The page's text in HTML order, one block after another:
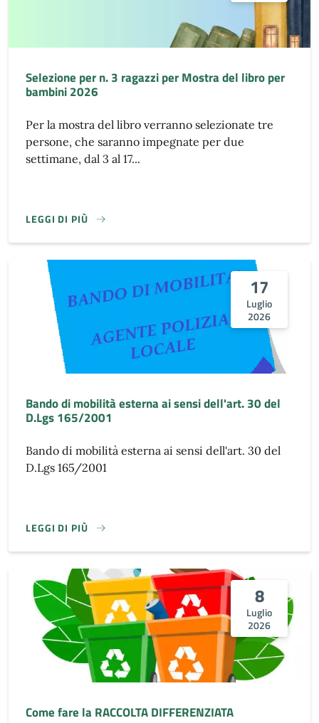
Selezione per n. 3 ragazzi per Mostra del libro per
bambini 2026
Per la mostra del libro verranno selezionate tre
persone, che saranno impegnate per due
settimane, dal 3 al 17...
LEGGI DI PIÙ
17
Luglio
2026
Bando di mobilità esterna ai sensi dell'art. 30 del
D.Lgs 165/2001
Bando di mobilità esterna ai sensi dell'art. 30 del
D.Lgs 165/2001
LEGGI DI PIÙ
8
Luglio
2026
Come fare la RACCOLTA DIFFERENZIATA